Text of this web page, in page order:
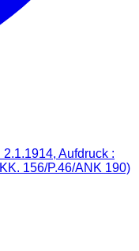
Aufdruck :
156/P.46/ANK 190)